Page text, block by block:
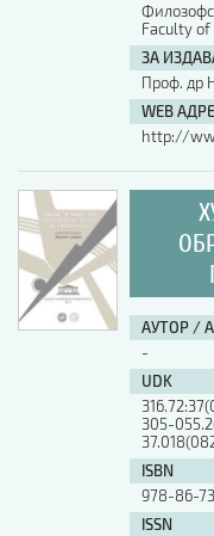
Faculty
ЗА
Проф. др
WEB
http://
АУТОР /
-
UDK
305-
ISBN
978-86-
ISSN